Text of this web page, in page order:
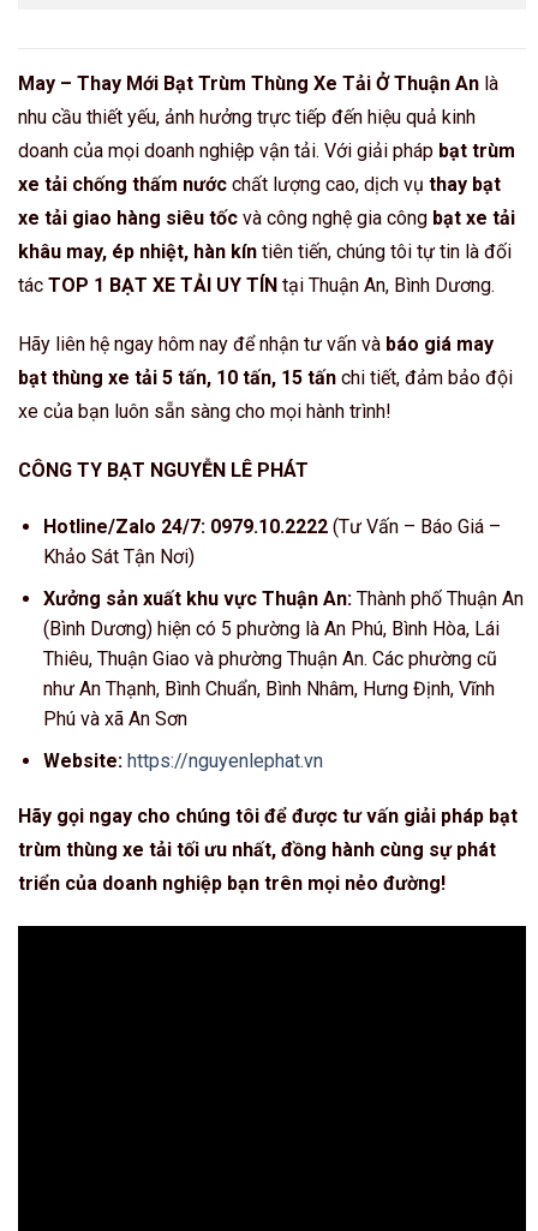
May – Thay Mới Bạt Trùm Thùng Xe Tải Ở Thuận An là
nhu cầu thiết yếu, ảnh hưởng trực tiếp đến hiệu quả kinh
doanh của mọi doanh nghiệp vận tải. Với giải pháp bạt trùm
xe tải chống thấm nước chất lượng cao, dịch vụ thay bạt
xe tải giao hàng siêu tốc và công nghệ gia công bạt xe tải
khâu may, ép nhiệt, hàn kín tiên tiến, chúng tôi tự tin là đối
tác TOP 1 BẠT XE TẢI UY TÍN tại Thuận An, Bình Dương.
Hãy liên hệ ngay hôm nay để nhận tư vấn và báo giá may
bạt thùng xe tải 5 tấn, 10 tấn, 15 tấn chi tiết, đảm bảo đội
xe của bạn luôn sẵn sàng cho mọi hành trình!
CÔNG TY BẠT NGUYỄN LÊ PHÁT
Hotline/Zalo 24/7: 0979.10.2222(Tư Vấn – Báo Giá –
Khảo Sát Tận Nơi)
Xưởng sản xuất khu vực Thuận An:Thành phố Thuận An
(Bình Dương) hiện có 5 phường là An Phú, Bình Hòa, Lái
Thiêu, Thuận Giao và phường Thuận An. Các phường cũ
như An Thạnh, Bình Chuẩn, Bình Nhâm, Hưng Định, Vĩnh
Phú và xã An Sơn
Website: https://nguyenlephat.vn
Hãy gọi ngay cho chúng tôi để được tư vấn giải pháp bạt
trùm thùng xe tải tối ưu nhất, đồng hành cùng sự phát
triển của doanh nghiệp bạn trên mọi nẻo đường!